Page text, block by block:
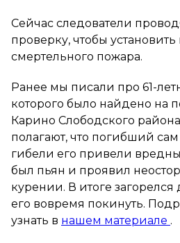
Сейчас следователи
проверку, чтобы установить
смертельного пожара.
Ранее мы писали про 61-
которого было найдено на
Карино Слободского
полагают, что погибший
гибели его привели
был пьян и проявил
курении. В итоге
его вовремя покинуть.
узнать в нашем материале .